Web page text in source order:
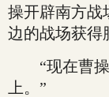
操开辟南方战
边的战场获得
“现在曹操
上。”